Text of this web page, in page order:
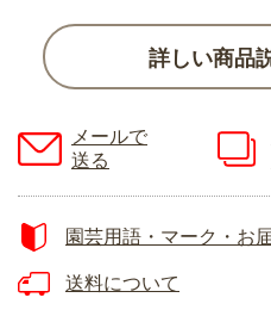
詳しい商品
メールで
送る
園芸用語・マーク・お
送料について